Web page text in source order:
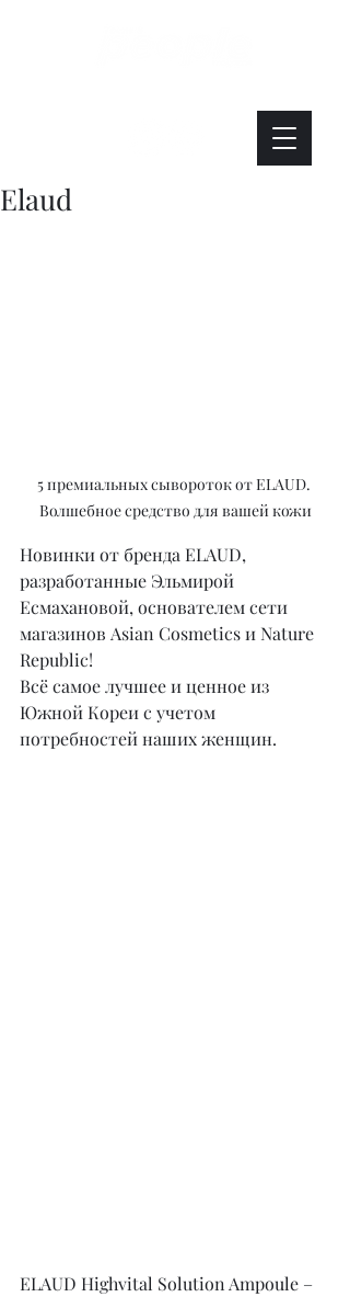
Elaud
5 премиальных сывороток от ELAUD.
Волшебное средство для вашей кожи
Новинки от бренда ELAUD,
разработанные Эльмирой
Есмахановой, основателем сети
магазинов Asian Cosmetics и Nature
Republic!
Всё самое лучшее и ценное из
Южной Кореи с учетом
потребностей наших женщин.
ELAUD Highvital Solution Ampoule –